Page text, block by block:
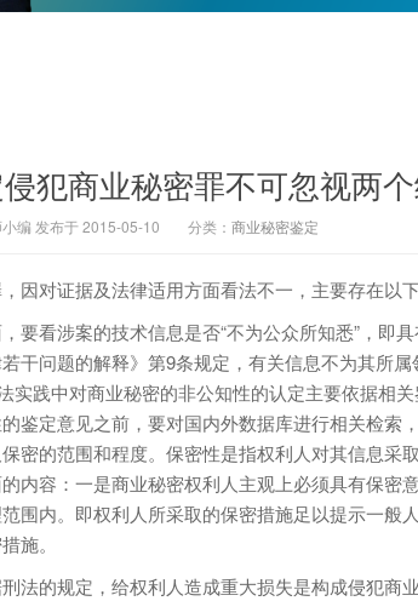
犯商业秘密罪不可忽视两
小编 发布于 2015-05-10 分类： 商业秘密鉴定
对证据及法律适用方面看法不一，主要存在以下
看涉案的技术信息是否“不为公众所知悉”，即具
干问题的解释》第9条规定，有关信息不为其所
实践中对商业秘密的非公知性的认定主要依据相
鉴定意见之前，要对国内外数据库进行相关检索
密的范围和程度。保密性是指权利人对其信息采
内容：一是商业秘密权利人主观上必须具有保密
围内。即权利人所采取的保密措施足以提示一般
施。
的规定，给权利人造成重大损失是构成侵犯商